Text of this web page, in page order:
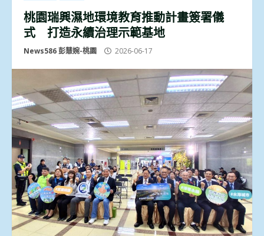
桃園瑞興濕地環境教育推動計畫簽署儀
式 打造永續治理示範基地
News586 彭慧婉-桃園 2026-06-17